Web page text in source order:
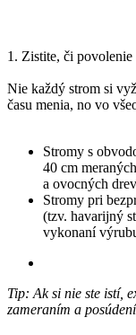
1. Zistite, či povolenie
Nie každý strom si
času menia, no vo
Stromy s
40 cm
a ovocných
Stromy pri
(tzv. havarijný
vykonaní
Tip: Ak si nie ste istí,
zameraním a